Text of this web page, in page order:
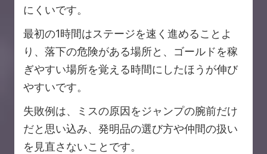
にくいです。
最初の1時間はステージを速く進めることよ
り、落下の危険がある場所と、ゴールドを稼
ぎやすい場所を覚える時間にしたほうが伸び
やすいです。
失敗例は、ミスの原因をジャンプの腕前だけ
だと思い込み、発明品の選び方や仲間の扱い
を見直さないことです。